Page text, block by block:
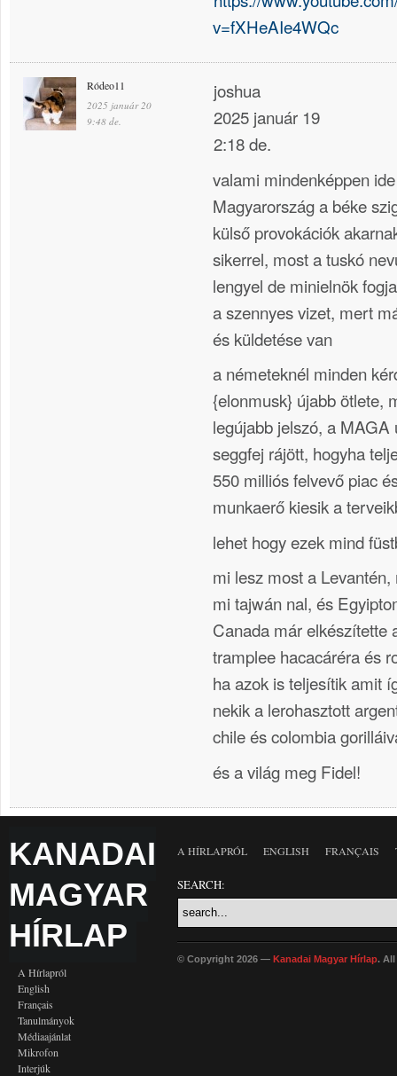
v=fXHeAIe4WQc
Ródeo11
2025 január 20
9:48 de.
joshua
2025 január 19
2:18 de.
valami mindenképpen
Magyarország a béke
külső provokációk
sikerrel, most a tuskó
lengyel de minielnök
a szennyes vizet, mert
és küldetése van
a németeknél minden
{elonmusk} újabb ötlete,
legújabb jelszó, a MAGA
seggfej rájött, hogyha
550 milliós felvevő piac
munkaerő kiesik a
lehet hogy ezek mind
mi lesz most a
mi tajwán nal, és
Canada már elkészítette
tramplee hacacáréra és
ha azok is teljesítik amit
nekik a lerohasztott
chile és colombia
és a világ meg Fidel!
KANADAI
MAGYAR
HÍRLAP
A Hírlapról
English
Français
Tanulmányok
Médiaajánlat
Mikrofon
Interjúk
A HÍRLAPRÓL ENGLISH FRANÇAIS
SEARCH:
© Copyright 2026 — Kanadai Magyar Hírlap. All